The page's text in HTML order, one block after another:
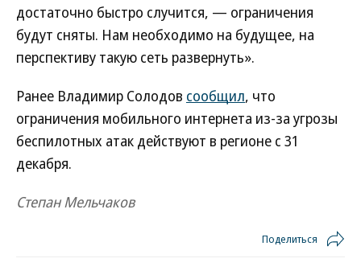
достаточно быстро случится, — ограничения
будут сняты. Нам необходимо на будущее, на
перспективу такую сеть развернуть».
Ранее Владимир Солодов сообщил, что
ограничения мобильного интернета из-за угрозы
беспилотных атак действуют в регионе с 31
декабря.
Степан Мельчаков
Поделиться